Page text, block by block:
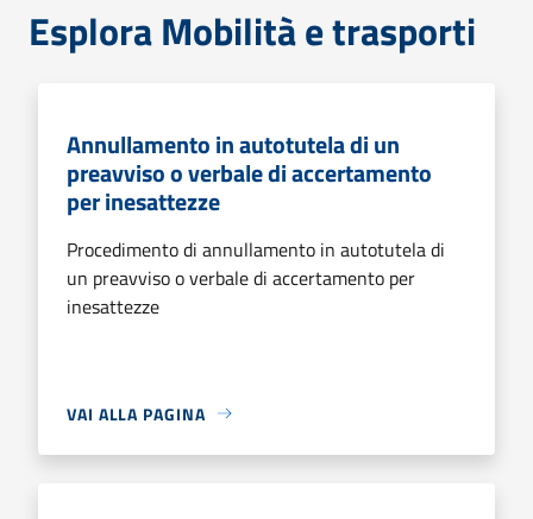
Esplora Mobilità e trasporti
Annullamento in autotutela di un
preavviso o verbale di accertamento
per inesattezze
Procedimento di annullamento in autotutela di
un preavviso o verbale di accertamento per
inesattezze
VAI ALLA PAGINA